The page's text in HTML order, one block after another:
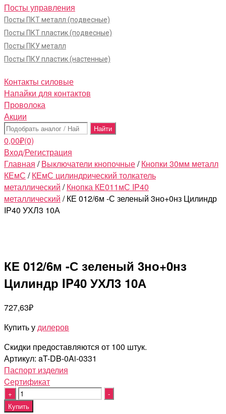
Посты управления
Посты ПКТ металл (подвесные)
Посты ПКТ пластик (подвесные)
Посты ПКУ металл
Посты ПКУ пластик (настенные)
Контакты силовые
Напайки для контактов
Проволока
Акции
Поиск:
0,00₽(0)
Вход/Регистрация
Главная /Выключатели кнопочные/Кнопки 30мм металл
КЕмС /КЕмС цилиндрический толкатель
металлический /Кнопка КЕ011мС IP40
металлический / КЕ 012/6м -С зеленый 3но+0нз Цилиндр
IP40 УХЛ3 10А
КЕ 012/6м -С зеленый 3но+0нз
Цилиндр IP40 УХЛ3 10А
727,63₽
Купить удилеров
Скидки предоставляются от 100 штук.
Артикул: aT-DB-0Ai-0331
Паспорт изделия
Cертификат
Quantity
Купить